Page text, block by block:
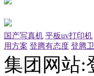
国产写真机 平板uv打印机
用方案 登腾有态度 登腾
集团网站: